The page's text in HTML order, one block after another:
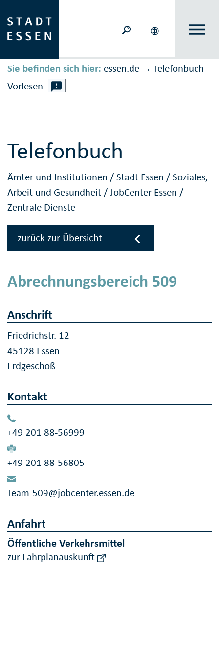
Sie befinden sich hier: essen.de → Telefonbuch
Vorlesen
Telefonbuch
Ämter und Institutionen /Stadt Essen /Soziales,
Arbeit und Gesundheit /JobCenter Essen /
Zentrale Dienste
zurück zur Übersicht
Abrechnungsbereich 509
Anschrift
Friedrichstr. 12
45128 Essen
Erdgeschoß
Kontakt
+49 201 88-56999
+49 201 88-56805
Team-509@jobcenter.essen.de
Anfahrt
Öffentliche Verkehrsmittel
zur Fahrplanauskunft